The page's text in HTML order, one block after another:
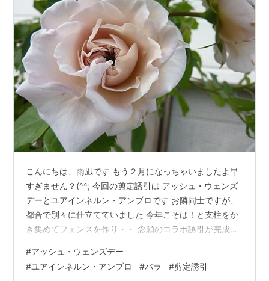
こんにちは、雨凪です もう２月になっちゃいましたよ早
すぎません？(^^; 今回の剪定誘引は アッシュ・ウェンズ
デーとユアインネルン・アンブロです お隣同士ですが、
都合で別々に仕立てていました 今年こそは！と支柱をか
き集めてフェンスを作り・・ 念願のコラボ誘引が完成し
は裏腹にタフな性質です ただ葉は弱くて、我が家では長
期間残念な姿になりますw アンブロは中央にグリーンア
#アッシュ・ウェンズデー
#ユアインネルン・アンブロ #バラ #剪定誘引